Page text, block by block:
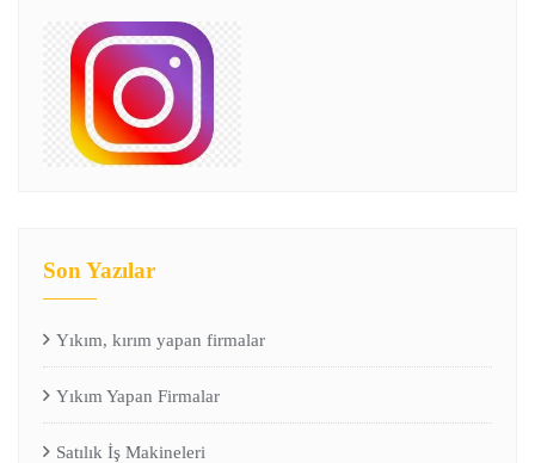
Son Yazılar
Yıkım, kırım yapan firmalar
Yıkım Yapan Firmalar
Satılık İş Makineleri